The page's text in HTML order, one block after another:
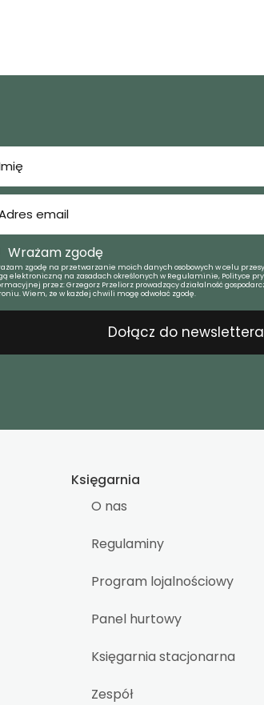
Wrażam zgodę
zgodę na przetwarzanie moich danych osobowych w celu
elektroniczną na zasadach określonych w Regulaminie, Polityce
przez: Grzegorz Przeliorz prowadzący działalność
Wiem, że w każdej chwili mogę odwołać zgodę.
Dołącz do newslettera
Księgarnia
O nas
Regulaminy
Program lojalnościowy
Panel hurtowy
Księgarnia stacjonarna
Zespół